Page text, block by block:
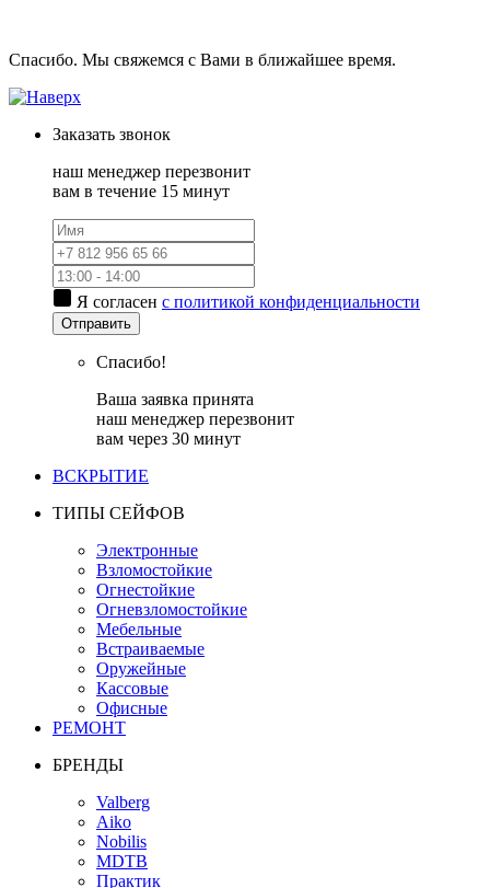
Спасибо. Мы свяжемся с Вами в ближайшее время.
Заказать звонок
наш менеджер перезвонит
вам в течение 15 минут
Я согласен с политикой конфиденциальности
Отправить
Спасибо!
Ваша заявка принята
наш менеджер перезвонит
вам через 30 минут
ВСКРЫТИЕ
ТИПЫ СЕЙФОВ
Электронные
Взломостойкие
Огнестойкие
Огневзломостойкие
Мебельные
Встраиваемые
Оружейные
Кассовые
Офисные
РЕМОНТ
БРЕНДЫ
Valberg
Aiko
Nobilis
MDTB
Практик